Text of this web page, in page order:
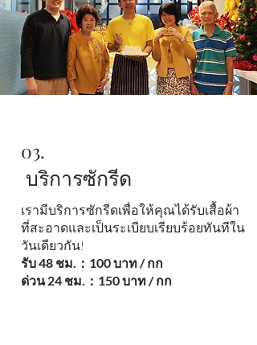
03.
บริการซักรีด
เรามีบริการซักรีดเพื่อให้คุณได้รับเสื้อผ้า
ที่สะอาดและเป็นระเบียบเรียบร้อยทันทีใน
วันเดียวกัน!
รับ 48 ชม.：100 บาท / กก
ด่วน 24 ชม.：150 บาท / กก